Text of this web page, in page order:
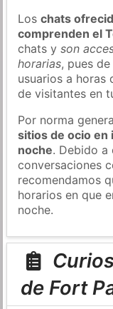
Loschats
comprenden el
chats yson
horarias, pues
usuarios a horas
de visitantes en
Por norma
sitios de ocio
noche. Debido a
conversaciones
recomendamos
horarios en que
noche.
de Fort